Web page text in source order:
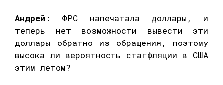
Андрей : ФРС напечатала доллары, и
теперь нет возможности вывести эти
доллары обратно из обращения, поэтому
высока ли вероятность стагфляции в США
этим летом?